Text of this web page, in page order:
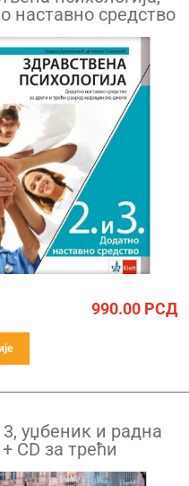
наставно средство
и трећи разред
медицинске школе
990.00РСД
3, уџбеник и радна
CD за трећи
гимназије и